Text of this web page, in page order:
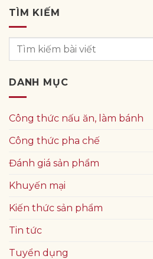
TÌM KIẾM
DANH MỤC
Công thức nấu ăn, làm bánh
Công thức pha chế
Đánh giá sản phẩm
Khuyến mại
Kiến thức sản phẩm
Tin tức
Tuyển dụng